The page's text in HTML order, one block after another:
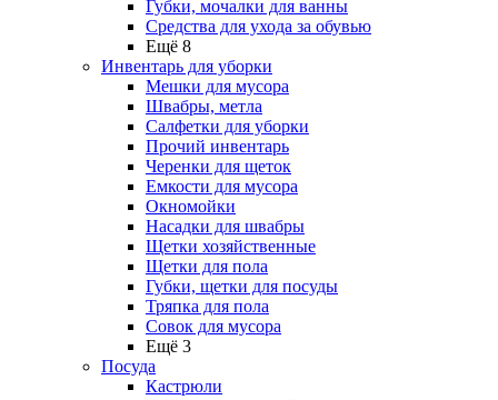
Губки, мочалки для ванны
Средства для ухода за обувью
Ещё 8
Инвентарь для уборки
Мешки для мусора
Швабры, метла
Салфетки для уборки
Прочий инвентарь
Черенки для щеток
Емкости для мусора
Окномойки
Насадки для швабры
Щетки хозяйственные
Щетки для пола
Губки, щетки для посуды
Тряпка для пола
Совок для мусора
Ещё 3
Посуда
Кастрюли